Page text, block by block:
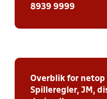
8939 9999
Overblik for
Spilleregler, JM,